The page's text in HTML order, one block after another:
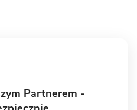
Partnerem -